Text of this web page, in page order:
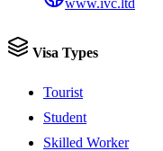
www.ivc.ltd
Visa Types
Tourist
Student
Skilled Worker